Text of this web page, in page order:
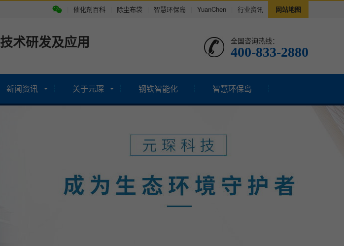
催化剂百科 除尘布袋 智慧环保岛 YuanChen 行业资讯 网站地图
技术研发及应用 400-833-2880
新闻资讯 关于元琛 钢铁智能化 智慧环保岛